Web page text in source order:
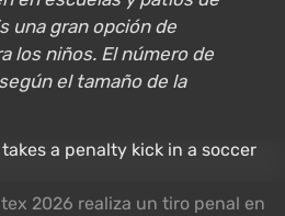
una gran opción de
los niños. El número de
el tamaño de la
2026 realiza un tiro penal en